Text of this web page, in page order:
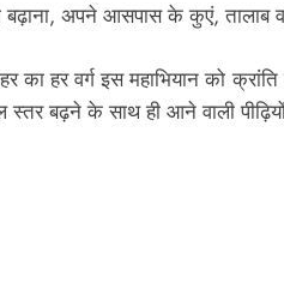
अपने आसपास के कुएं, तालाब
का हर वर्ग इस महाभियान को
बढ़ने के साथ ही आने वाली